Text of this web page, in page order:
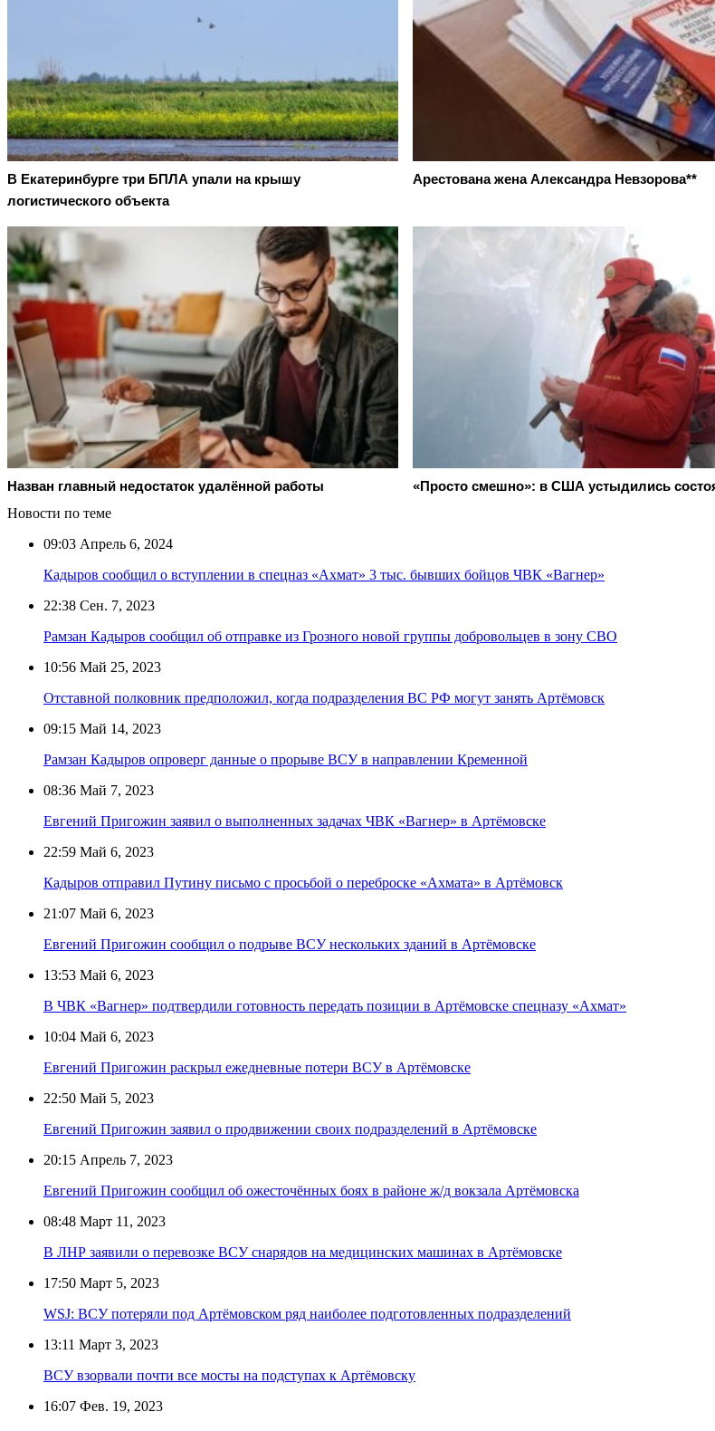
В Екатеринбурге три БПЛА упали на крышу
логистического объекта
Арестована жена Александра Невзорова**
Назван главный недостаток удалённой работы «Просто смешно»: в США устыдились
Новости по теме
09:03 Апрель 6, 2024
Кадыров сообщил о вступлении в спецназ «Ахмат» 3 тыс. бывших бойцов ЧВК «Вагнер»
22:38 Сен. 7, 2023
Рамзан Кадыров сообщил об отправке из Грозного новой группы добровольцев в зону СВО
10:56 Май 25, 2023
Отставной полковник предположил, когда подразделения ВС РФ могут занять Артёмовск
09:15 Май 14, 2023
Рамзан Кадыров опроверг данные о прорыве ВСУ в направлении Кременной
08:36 Май 7, 2023
Евгений Пригожин заявил о выполненных задачах ЧВК «Вагнер» в Артёмовске
22:59 Май 6, 2023
Кадыров отправил Путину письмо с просьбой о переброске «Ахмата» в Артёмовск
21:07 Май 6, 2023
Евгений Пригожин сообщил о подрыве ВСУ нескольких зданий в Артёмовске
13:53 Май 6, 2023
В ЧВК «Вагнер» подтвердили готовность передать позиции в Артёмовске спецназу «Ахмат»
10:04 Май 6, 2023
Евгений Пригожин раскрыл ежедневные потери ВСУ в Артёмовске
22:50 Май 5, 2023
Евгений Пригожин заявил о продвижении своих подразделений в Артёмовске
20:15 Апрель 7, 2023
Евгений Пригожин сообщил об ожесточённых боях в районе ж/д вокзала Артёмовска
08:48 Март 11, 2023
В ЛНР заявили о перевозке ВСУ снарядов на медицинских машинах в Артёмовске
17:50 Март 5, 2023
WSJ: ВСУ потеряли под Артёмовском ряд наиболее подготовленных подразделений
13:11 Март 3, 2023
ВСУ взорвали почти все мосты на подступах к Артёмовску
16:07 Фев. 19, 2023